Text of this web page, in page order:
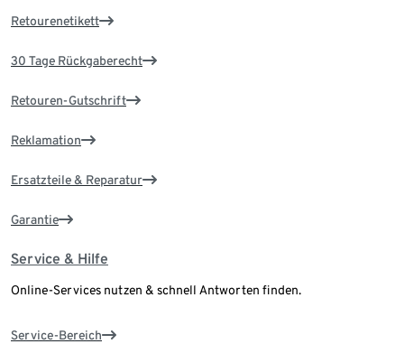
Retourenetikett
30 Tage Rückgaberecht
Retouren-Gutschrift
Reklamation
Ersatzteile & Reparatur
Garantie
Service & Hilfe
Online-Services nutzen & schnell Antworten finden.
Service-Bereich